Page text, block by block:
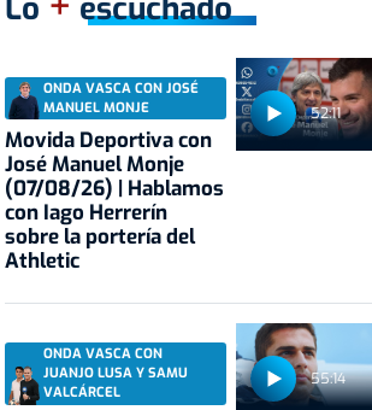
Lo escuchado
52:11
ONDA VASCA CON JOSÉ
MANUEL MONJE
Movida Deportiva con
José Manuel Monje
(07/08/26) | Hablamos
con Iago Herrerín
sobre la portería del
Athletic
55:14
ONDA VASCA CON
JUANJO LUSA Y SAMU
VALCÁRCEL